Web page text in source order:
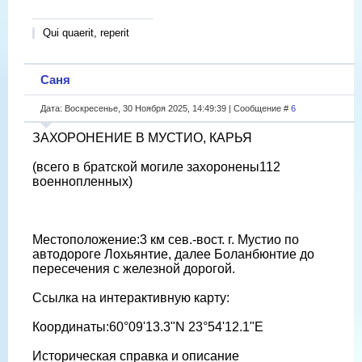
Qui quaerit, reperit
Саня
Дата: Воскресенье, 30 Ноября 2025, 14:49:39 | Сообщение # 6
ЗАХОРОНЕНИЕ В МУСТИО, КАРЬЯ
(всего в братской могиле захоронены112
военнопленных)
Местоположение:3 км сев.-вост. г. Мустио по
автодороге Лохьянтие, далее Боланбюнтие до
пересечения с железной дорогой.
Ссылка на интерактивную карту:
Координаты:60°09'13.3"N 23°54'12.1"E
Историческая справка и описание